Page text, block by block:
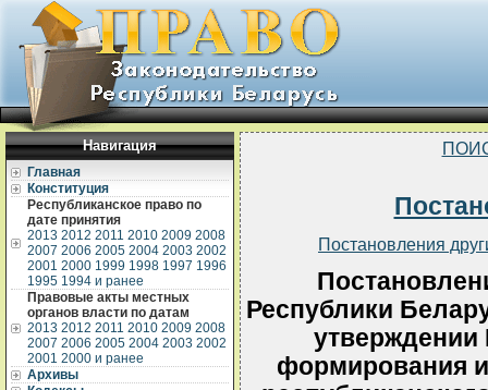
Навигация
Главная
Конституция
Республиканское право по
дате принятия
2013 2012 2011 2010 2009 2008
2007 2006 2005 2004 2003 2002
2001 2000 1999 1998 1997 1996
1995 1994 и ранее
Правовые акты местных
органов власти по датам
2013 2012 2011 2010 2009 2008
2007 2006 2005 2004 2003 2002
2001 2000 и ранее
Архивы
Постановления
Республики
утверждении
формирования